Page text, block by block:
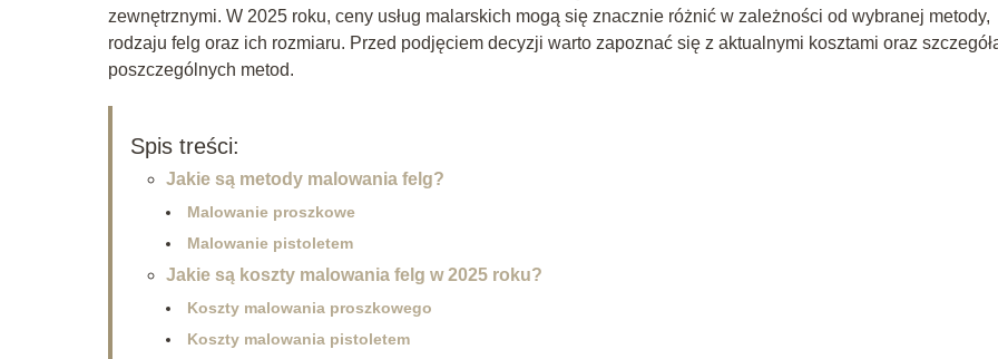
zewnętrznymi. W 2025 roku, ceny usług malarskich mogą się znacznie różnić w zależności od wybranej metody,
rodzaju felg oraz ich rozmiaru. Przed podjęciem decyzji warto zapoznać się z aktualnymi kosztami oraz
poszczególnych metod.
Spis treści:
Jakie są metody malowania felg?
Malowanie proszkowe
Malowanie pistoletem
Jakie są koszty malowania felg w 2025 roku?
Koszty malowania proszkowego
Koszty malowania pistoletem